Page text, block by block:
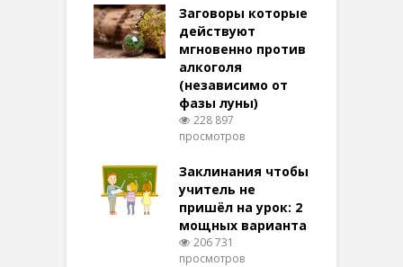
Заговоры которые
действуют
мгновенно против
алкоголя
(независимо от
фазы луны)
228 897
просмотров
Заклинания чтобы
учитель не
пришёл на урок: 2
мощных варианта
206 731
просмотров